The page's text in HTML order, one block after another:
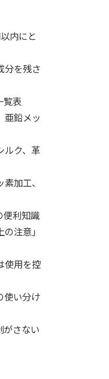
内にと
分を残さ
覧表
亜鉛メッ
ルク、革
加工、
便利知識
注意」
使用を控
使い分け
がさない